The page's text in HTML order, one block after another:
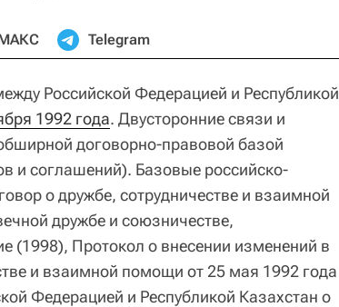
Telegram
Российской Федерацией и Республикой
1992 года. Двусторонние связи и
договорно-правовой базой
и соглашений). Базовые российско-
о дружбе, сотрудничестве и взаимной
дружбе и союзничестве,
(1998), Протокол о внесении изменений в
и взаимной помощи от 25 мая 1992 года
Федерацией и Республикой Казахстан о